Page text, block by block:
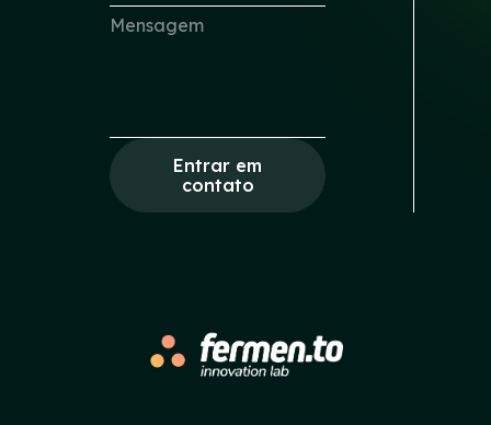
Entrar em
contato